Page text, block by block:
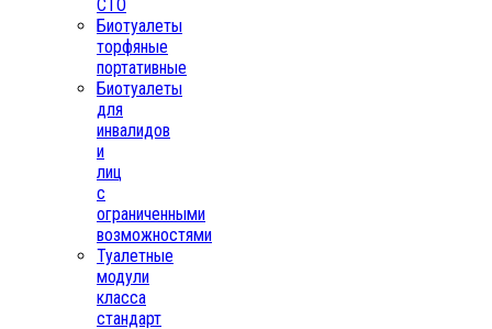
СТО
Биотуалеты
торфяные
портативные
Биотуалеты
для
инвалидов
и
лиц
с
ограниченными
возможностями
Туалетные
модули
класса
стандарт